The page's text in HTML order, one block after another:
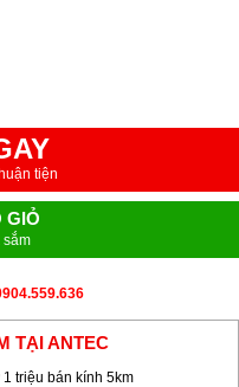
tiện
GIỎ
sắm
TẠI ANTEC
triệu bán kính 5km